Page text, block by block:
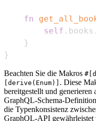
fn
self . books .
}
}
Beachten Sie die Makros
[derive(Enum)] . Diese
bereitgestellt und generieren
GraphQL-Schema-
die Typenkonsistenz
GraphQL-API